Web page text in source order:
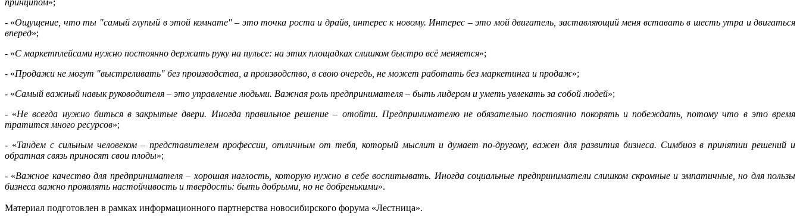
- «Ощущение, что ты "самый глупый в этой комнате" – это точка роста и драйв, интерес к новому. Интерес – это мой двигатель, заставляющий меня вставать в шесть утра и двигаться
вперед»;
- «С маркетплейсами нужно постоянно держать руку на пульсе: на этих площадках слишком быстро всё меняется»;
- «Продажи не могут "выстреливать" без производства, а производство, в свою очередь, не может работать без маркетинга и продаж»;
- «Самый важный навык руководителя – это управление людьми. Важная роль предпринимателя – быть лидером и уметь увлекать за собой людей»;
- «Не всегда нужно биться в закрытые двери. Иногда правильное решение – отойти. Предпринимателю не обязательно постоянно покорять и побеждать, потому что в это время
тратится много ресурсов»;
- «Тандем с сильным человеком – представителем профессии, отличным от тебя, который мыслит и думает по-другому, важен для развития бизнеса. Симбиоз в принятии решений и
обратная связь приносят свои плоды»;
- «Важное качество для предпринимателя – хорошая наглость, которую нужно в себе воспитывать. Иногда социальные предприниматели слишком скромные и эмпатичные, но для пользы
бизнеса важно проявлять настойчивость и твердость: быть добрыми, но не добренькими».
Материал подготовлен в рамках информационного партнерства новосибирского форума «Лестница».